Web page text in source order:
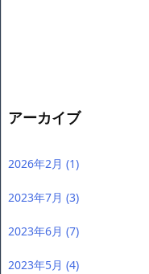
アーカイブ
2026年2月 (1)
2023年7月 (3)
2023年6月 (7)
2023年5月 (4)